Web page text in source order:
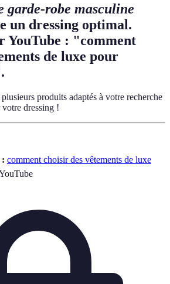
garde-robe masculine
un dressing optimal.
YouTube : "comment
de luxe pour
produits adaptés à votre recherche
dressing !
: comment choisir des vêtements de luxe